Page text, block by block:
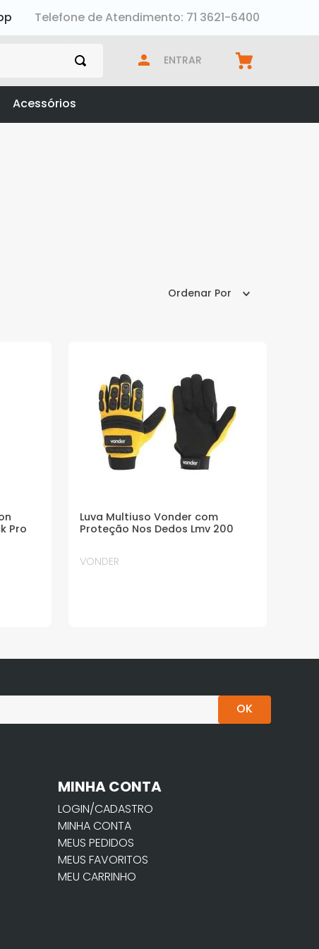
Telefone de Atendimento: 71 3621-6400
ENTRAR
Acessórios
Ordenar Por
Pro
Luva Multiuso Vonder com
Proteção Nos Dedos Lmv 200
VONDER
OK
MINHA CONTA
LOGIN/CADASTRO
MINHA CONTA
MEUS PEDIDOS
MEUS FAVORITOS
MEU CARRINHO